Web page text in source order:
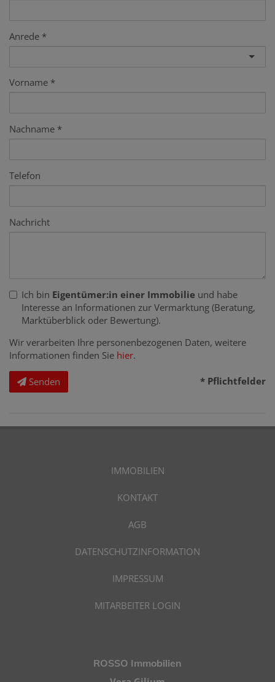
Anrede
Vorname
Nachname
Telefon
Nachricht
Ich bin Eigentümer:in einer Immobilie und habe
Interesse an Informationen zur Vermarktung (Beratung,
Marktüberblick oder Bewertung).
Wir verarbeiten Ihre personenbezogenen Daten, weitere
Informationen finden Sie hier.
Senden * Pflichtfelder
IMMOBILIEN
KONTAKT
AGB
DATENSCHUTZINFORMATION
IMPRESSUM
MITARBEITER LOGIN
ROSSO Immobilien